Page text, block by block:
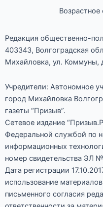
Возрастное
Редакция общественно-
403343, Волгоградская
Михайловка, ул. Коммуны,
Учредители: Автономное
город Михайловка
газеты “Призыв”.
Сетевое издание
Федеральной службой по
информационных
номер свидетельства ЭЛ
Дата регистрации
использование
письменного согласия